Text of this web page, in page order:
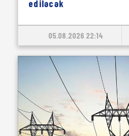
ediləcək
05.08.2026 22:14